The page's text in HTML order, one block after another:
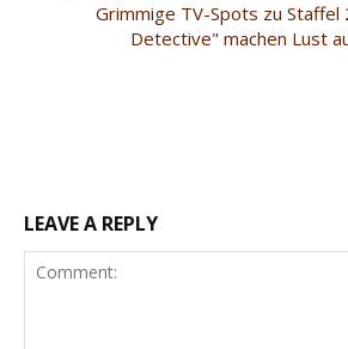
Grimmige TV-Spots zu Staffel
Detective" machen Lust
LEAVE A REPLY